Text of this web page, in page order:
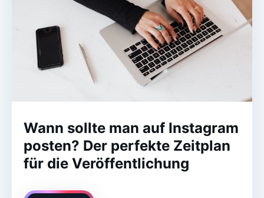
Wann sollte man auf Instagram
posten? Der perfekte Zeitplan
für die Veröffentlichung